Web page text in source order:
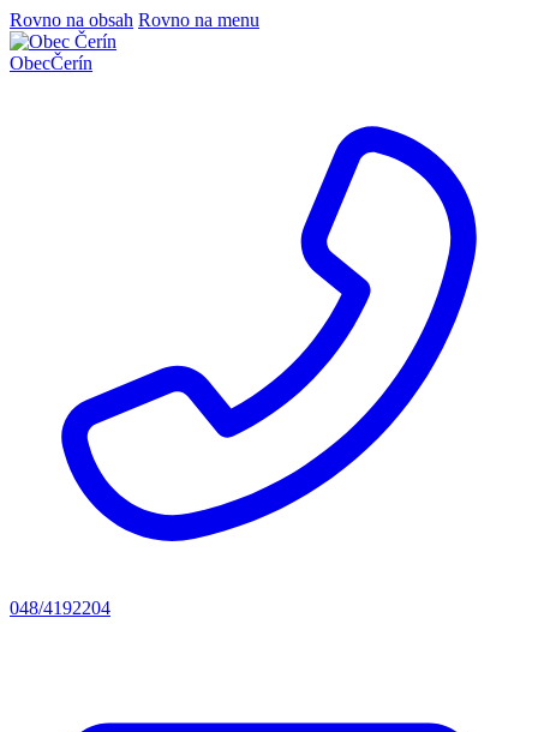
Rovno na obsah Rovno na menu
ObecČerín
048/4192204